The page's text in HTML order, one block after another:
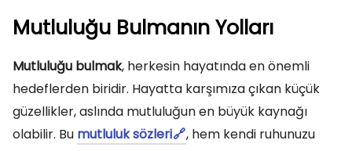
Mutluluğu Bulmanın Yolları
Mutluluğu bulmak, herkesin hayatında en önemli
hedeflerden biridir. Hayatta karşımıza çıkan küçük
güzellikler, aslında mutluluğun en büyük kaynağı
olabilir. Bu mutluluk sözleri
, hem kendi ruhunuzu